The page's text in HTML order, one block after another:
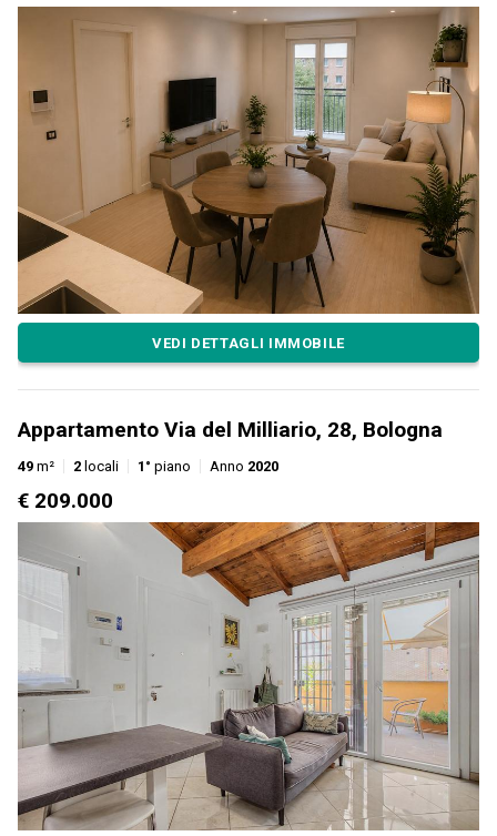
VEDI DETTAGLI IMMOBILE
Appartamento Via del Milliario, 28, Bologna
49 m² 2 locali 1° piano Anno 2020
€ 209.000